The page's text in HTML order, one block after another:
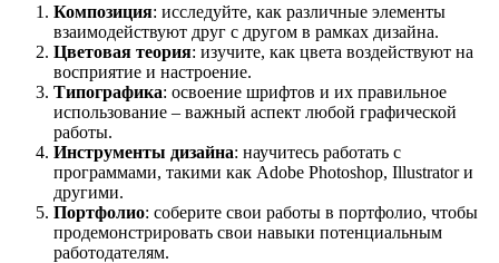
Композиция: исследуйте, как различные элементы
взаимодействуют друг с другом в рамках дизайна.
Цветовая теория: изучите, как цвета воздействуют на
восприятие и настроение.
Типографика: освоение шрифтов и их правильное
использование – важный аспект любой графической
работы.
Инструменты дизайна: научитесь работать с
программами, такими как Adobe Photoshop, Illustrator и
другими.
Портфолио: соберите свои работы в портфолио, чтобы
продемонстрировать свои навыки потенциальным
работодателям.